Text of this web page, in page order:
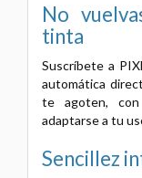
No
tinta
Suscríbete a
automática
te agoten, con
adaptarse a tu
Sencillez